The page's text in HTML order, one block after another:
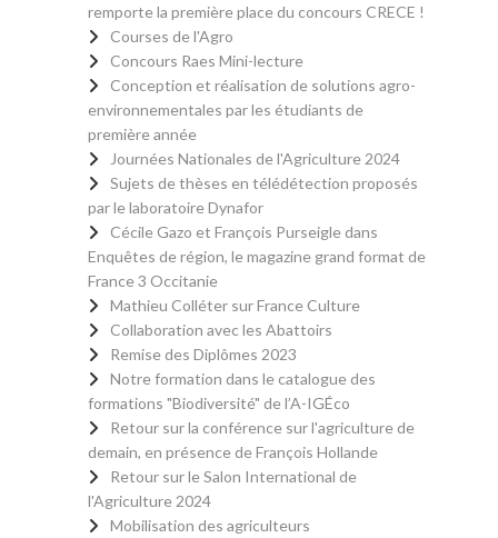
remporte la première place du concours CRECE !
Courses de l'Agro
Concours Raes Mini-lecture
Conception et réalisation de solutions agro-
environnementales par les étudiants de
première année
Journées Nationales de l'Agriculture 2024
Sujets de thèses en télédétection proposés
par le laboratoire Dynafor
Cécile Gazo et François Purseigle dans
Enquêtes de région, le magazine grand format de
France 3 Occitanie
Mathieu Colléter sur France Culture
Collaboration avec les Abattoirs
Remise des Diplômes 2023
Notre formation dans le catalogue des
formations "Biodiversité" de l’A-IGÉco
Retour sur la conférence sur l'agriculture de
demain, en présence de François Hollande
Retour sur le Salon International de
l'Agriculture 2024
Mobilisation des agriculteurs